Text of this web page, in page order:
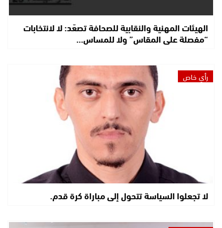
الهيئات المهنية والنقابية للصحافة تصعّد: لا لانتخابات
“مفصلة على المقاس” ولا للمساس…
رأي خاص
لا تجعلوا السياسة تتحول إلى مباراة كرة قدم.